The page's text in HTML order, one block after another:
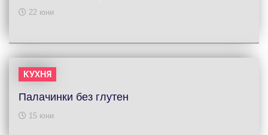
22 юни
КУХНЯ
Палачинки без глутен
15 юни